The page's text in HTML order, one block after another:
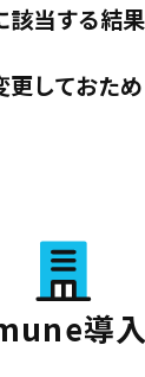
当する結
しておため
導